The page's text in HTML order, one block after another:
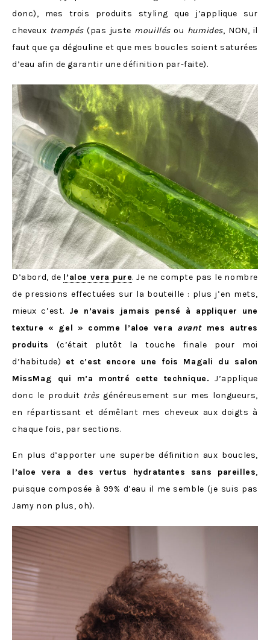
donc), mes trois produits styling que j’applique sur
cheveux trempés(pas juste mouillés ou humides, NON, il
faut que ça dégouline et que mes boucles soient saturées
d’eau afin de garantir une définition par-faite).
D’abord, de l’aloe vera pure. Je ne compte pas le nombre
de pressions effectuées sur la bouteille : plus j’en mets,
mieux c’est. Je n’avais jamais pensé à appliquer une
texture « gel » comme l’aloe vera avantmes autres
produits
(c’était plutôt la touche finale pour moi
d’habitude) et c’est encore une fois Magali du salon
MissMag qui m’a montré cette technique. J’applique
donc le produit trèsgénéreusement sur mes longueurs,
en répartissant et démêlant mes cheveux aux doigts à
chaque fois, par sections.
En plus d’apporter une superbe définition aux boucles,
l’aloe vera a des vertus hydratantes sans pareilles,
puisque composée à 99% d’eau il me semble (je suis pas
Jamy non plus, oh).